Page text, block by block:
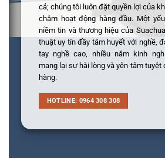
cả; chúng tôi luôn đặt quyền lợi của
châm hoạt động hàng đầu. Một
niềm tin và thương hiệu của
thuật uy tín đầy tâm huyết với nghề,
tay nghề cao, nhiều năm kinh
mang lại sự hài lòng và yên tâm tuyệt
hàng.
HOTLINE: 0964 308 308